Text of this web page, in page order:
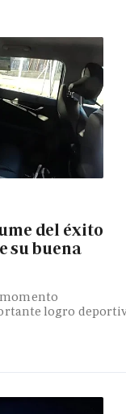
del éxito
su buena
logro